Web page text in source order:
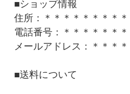
■ショップ情報
住所：＊＊＊＊＊＊＊＊
電話番号：＊＊＊＊＊＊
メールアドレス：＊＊＊
■送料について